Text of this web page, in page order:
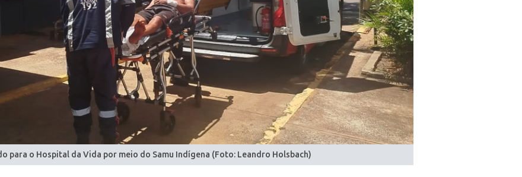
para o Hospital da Vida por meio do Samu Indígena (Foto: Leandro Holsbach)